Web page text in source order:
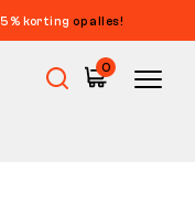
5% korting op alles!
0